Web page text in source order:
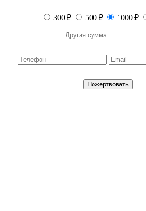
300 ₽ 500 ₽ 1000 ₽
Пожертвовать